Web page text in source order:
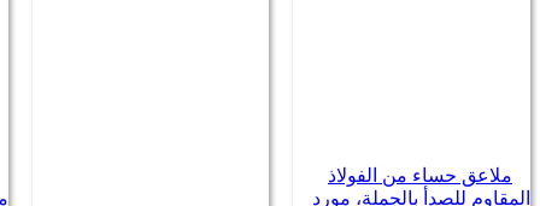
ملاعق حساء من الفولاذ
المقاوم للصدأ بالجملة، مورد